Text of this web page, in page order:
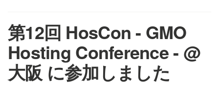
第12回 HosCon - GMO
Hosting Conference - @
大阪 に参加しました